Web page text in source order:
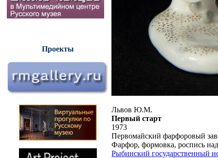
Проекты
Львов Ю.М.
Первый старт
1973
Первомайский фарфоровый
Фарфор, формовка, роспись
Рыбинский государственный